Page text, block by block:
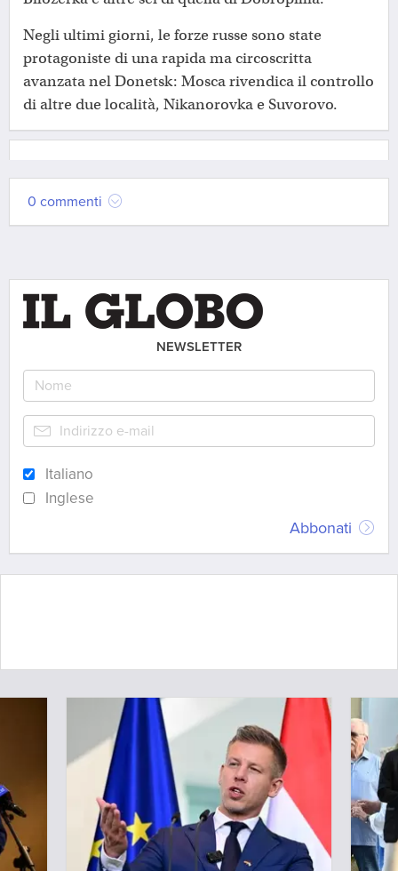
Negli ultimi giorni, le forze russe sono state
protagoniste di una rapida ma circoscritta
avanzata nel Donetsk: Mosca rivendica il controllo
di altre due località, Nikanorovka e Suvorovo.
0 commenti
NEWSLETTER
Italiano
Inglese
Abbonati